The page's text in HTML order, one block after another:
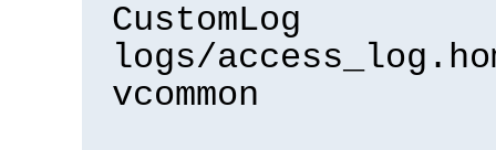
CustomLog
logs/
vcommon